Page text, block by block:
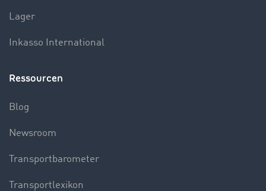
Lager
Inkasso International
Ressourcen
Blog
Newsroom
Transportbarometer
Transportlexikon